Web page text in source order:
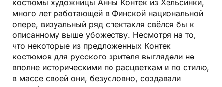
костюмы художницы Анны Контек из Хельсинки,
много лет работающей в Финской национальной
опере, визуальный ряд спектакля свёлся бы к
описанному выше убожеству. Несмотря на то,
что некоторые из предложенных Контек
костюмов для русского зрителя выглядели не
вполне историческими по расцветкам и по стилю,
в массе своей они, безусловно, создавали